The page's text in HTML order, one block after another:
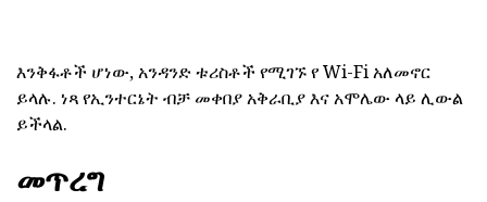
እንቅፋቶች ሆነው, አንዳንድ ቱሪስቶች የሚገኙ የ Wi-Fi አለመኖር
ይላሉ. ነጻ የኢንተርኔት ብቻ መቀበያ አቅራቢያ እና አሞሌው ላይ ሊውል
ይችላል.
መጥረግ